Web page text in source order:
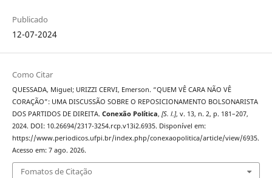
Publicado
12-07-2024
Como Citar
QUESSADA, Miguel; URIZZI CERVI, Emerson. “QUEM VÊ CARA NÃO VÊ
CORAÇÃO”: UMA DISCUSSÃO SOBRE O REPOSICIONAMENTO BOLSONARISTA
DOS PARTIDOS DE DIREITA. Conexão Política, [S. l.], v. 13, n. 2, p. 181–207,
2024. DOI: 10.26694/2317-3254.rcp.v13i2.6935. Disponível em:
https://www.periodicos.ufpi.br/index.php/conexaopolitica/article/view/6935.
Acesso em: 7 ago. 2026.
Fomatos de Citação